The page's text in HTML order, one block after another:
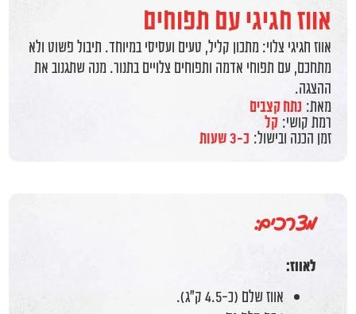
אווז חגיגי עם תפוחים
אווז חגיגי צלוי: מתכון קליל, טעים ועסיסי במיוחד. תיבול פשוט ולא
מתחכם, עם תפוחי אדמה ותפוחים צלויים בתנור. מנה שתגנוב את
ההצגה.
מאת: נתח קצבים
רמת קושי: קל
זמן הכנה ובישול: כ-3 שעות
מצרכים:
לאווז:
אווז שלם (כ-4.5 ק"ג).